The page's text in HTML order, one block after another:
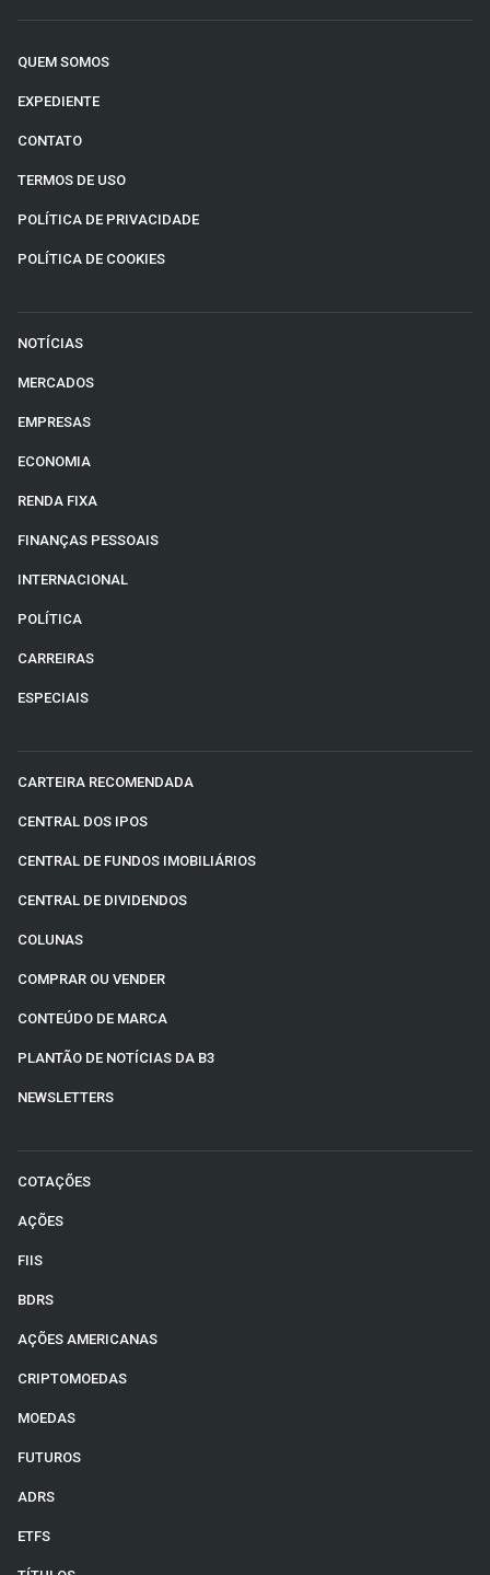
QUEM SOMOS
EXPEDIENTE
CONTATO
TERMOS DE USO
POLÍTICA DE PRIVACIDADE
POLÍTICA DE COOKIES
NOTÍCIAS
MERCADOS
EMPRESAS
ECONOMIA
RENDA FIXA
FINANÇAS PESSOAIS
INTERNACIONAL
POLÍTICA
CARREIRAS
ESPECIAIS
CARTEIRA RECOMENDADA
CENTRAL DOS IPOS
CENTRAL DE FUNDOS IMOBILIÁRIOS
CENTRAL DE DIVIDENDOS
COLUNAS
COMPRAR OU VENDER
CONTEÚDO DE MARCA
PLANTÃO DE NOTÍCIAS DA B3
NEWSLETTERS
COTAÇÕES
AÇÕES
FIIS
BDRS
AÇÕES AMERICANAS
CRIPTOMOEDAS
MOEDAS
FUTUROS
ADRS
ETFS